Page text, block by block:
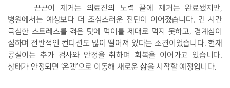
끈끈이 제거는 의료진의 노력 끝에 제거는 완료됐지만,
병원에서는 예상보다 더 조심스러운 진단이 이어졌습니다. 긴 시간
극심한 스트레스를 겪은 탓에 먹이를 제대로 먹지 못하고, 경계심이
심하며 전반적인 컨디션도 많이 떨어져 있다는 소견이었습니다. 현재
콩실이는 추가 검사와 안정을 취하며 회복을 이어가고 있습니다.
상태가 안정되면 ‘온캣’으로 이동해 새로운 삶을 시작할 예정입니다.